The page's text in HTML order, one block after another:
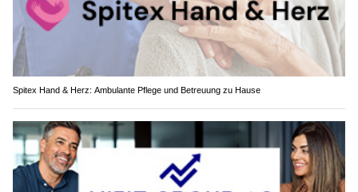
Spitex Hand & Herz: Ambulante Pflege und Betreuung zu Hause